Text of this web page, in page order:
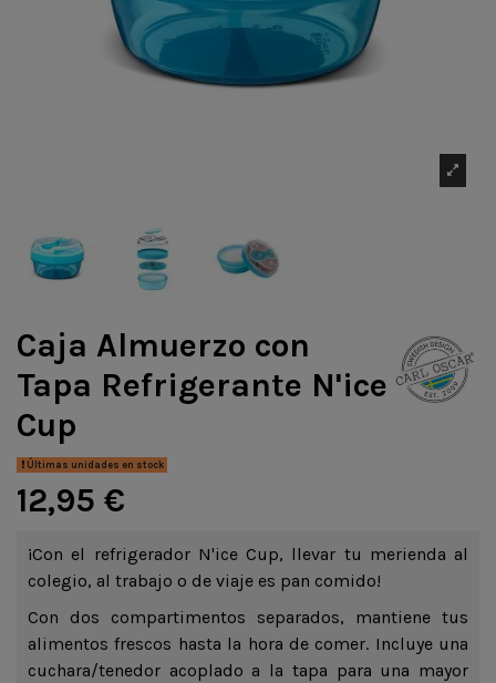
Caja Almuerzo con
Tapa Refrigerante N'ice
Cup
Últimas unidades en stock
12,95 €
¡Con el refrigerador N'ice Cup, llevar tu merienda al
colegio, al trabajo o de viaje es pan comido!
Con dos compartimentos separados, mantiene tus
alimentos frescos hasta la hora de comer. Incluye una
cuchara/tenedor acoplado a la tapa para una mayor